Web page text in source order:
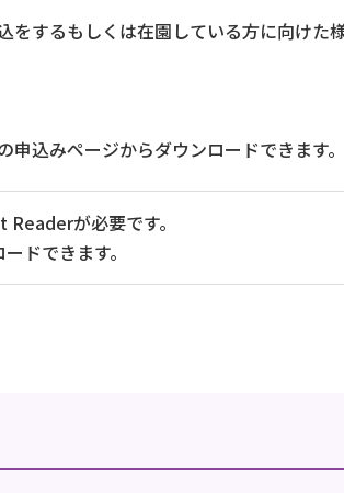
するもしくは在園している方に向け
込みページからダウンロードできます。
が必要です。
ドできます。